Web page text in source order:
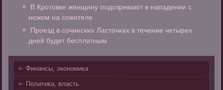
В Кротовке женщину подозревают в нападении с
ножом на сожителя
Проезд в сочинских Ласточках в течение четырех
дней будет бесплатным
Финансы, экономика
Политика, власть